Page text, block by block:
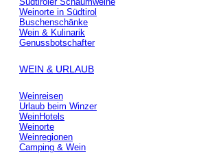
Weinorte in Südtirol
Buschenschänke
Wein & Kulinarik
Genussbotschafter
WEIN & URLAUB
Weinreisen
Urlaub beim Winzer
WeinHotels
Weinorte
Weinregionen
Camping & Wein